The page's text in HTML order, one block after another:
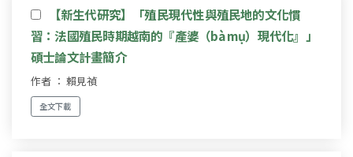
【新生代研究】「殖民現代性與殖民地的文化慣
習：法國殖民時期越南的『產婆（bà mụ）現代化』」
碩士論文計畫簡介
作者 ： 賴見禎
全文下載